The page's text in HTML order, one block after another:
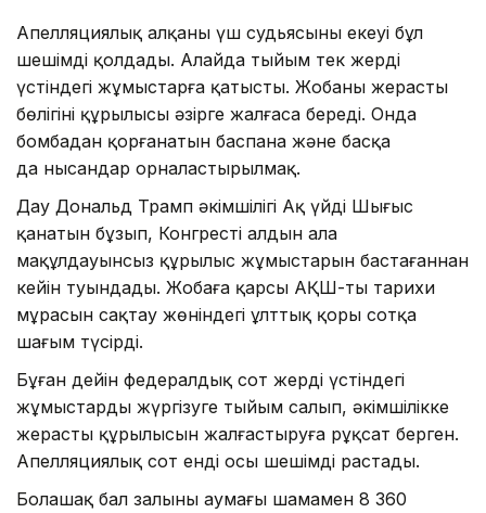
Апелляциялық алқаның үш судьясының екеуі бұл
шешімді қолдады. Алайда тыйым тек жердің
үстіндегі жұмыстарға қатысты. Жобаның жерасты
бөлігінің құрылысы әзірге жалғаса береді. Онда
бомбадан қорғанатын баспана және басқа
да нысандар орналастырылмақ.
Дау Дональд Трамп әкімшілігі Ақ үйдің Шығыс
қанатын бұзып, Конгрестің алдын ала
мақұлдауынсыз құрылыс жұмыстарын бастағаннан
кейін туындады. Жобаға қарсы АҚШ-тың тарихи
мұрасын сақтау жөніндегі ұлттық қоры сотқа
шағым түсірді.
Бұған дейін федералдық сот жердің үстіндегі
жұмыстарды жүргізуге тыйым салып, әкімшілікке
жерасты құрылысын жалғастыруға рұқсат берген.
Апелляциялық сот енді осы шешімді растады.
Болашақ бал залының аумағы шамамен 8 360